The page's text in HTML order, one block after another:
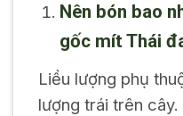
Nên bón bao
gốc mít Thái
Liều lượng phụ
lượng trái trên